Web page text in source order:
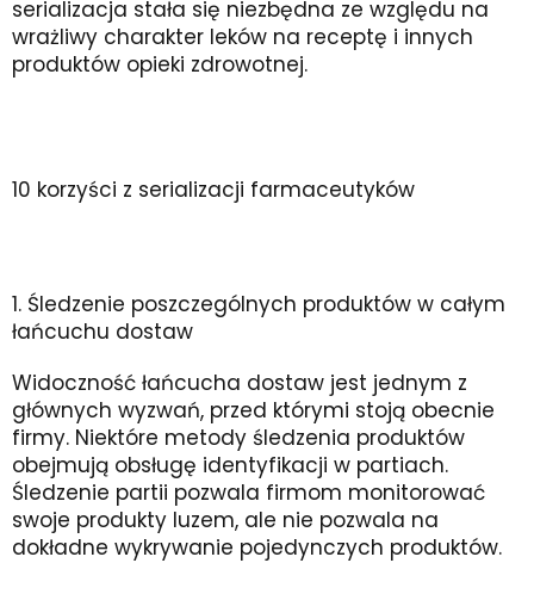
serializacja stała się niezbędna ze względu na
wrażliwy charakter leków na receptę i innych
produktów opieki zdrowotnej.
10 korzyści z serializacji farmaceutyków
1. Śledzenie poszczególnych produktów w całym
łańcuchu dostaw
Widoczność łańcucha dostaw jest jednym z
głównych wyzwań, przed którymi stoją obecnie
firmy. Niektóre metody śledzenia produktów
obejmują obsługę identyfikacji w partiach.
Śledzenie partii pozwala firmom monitorować
swoje produkty luzem, ale nie pozwala na
dokładne wykrywanie pojedynczych produktów.